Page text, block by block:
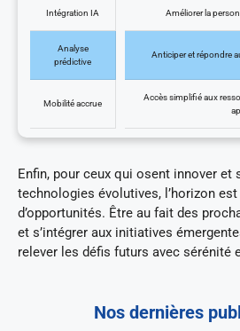
Intégration IA Améliorer la
Analyse
prédictive
Anticiper et répondre
Mobilité accrue
Accès simplifié aux
Enfin, pour ceux qui osent innover et
technologies évolutives, l’horizon
d’opportunités. Être au fait des
et s’intégrer aux initiatives
relever les défis futurs avec sérénité
Nos dernières